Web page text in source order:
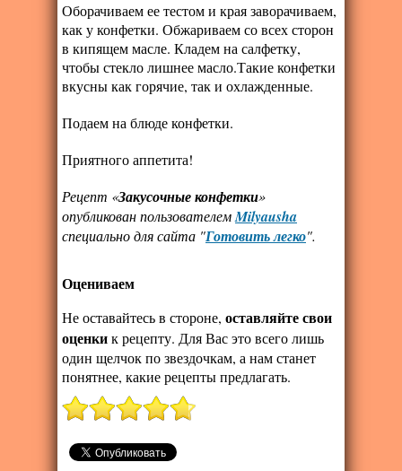
Оборачиваем ее тестом и края заворачиваем,
как у конфетки. Обжариваем со всех сторон
в кипящем масле. Кладем на салфетку,
чтобы стекло лишнее масло.Такие конфетки
вкусны как горячие, так и охлажденные.
Подаем на блюде конфетки.
Приятного аппетита!
Рецепт «Закусочные конфетки»
опубликован пользователемMilyausha
специально для сайта "Готовить легко".
Оцениваем
Не оставайтесь в стороне, оставляйте свои
оценкик рецепту. Для Вас это всего лишь
один щелчок по звездочкам, а нам станет
понятнее, какие рецепты предлагать.